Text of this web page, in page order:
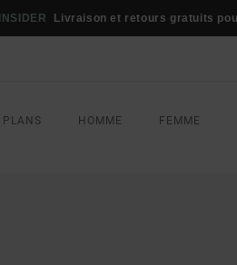
Livraison et retours gratuits
PLANS HOMME FEMME